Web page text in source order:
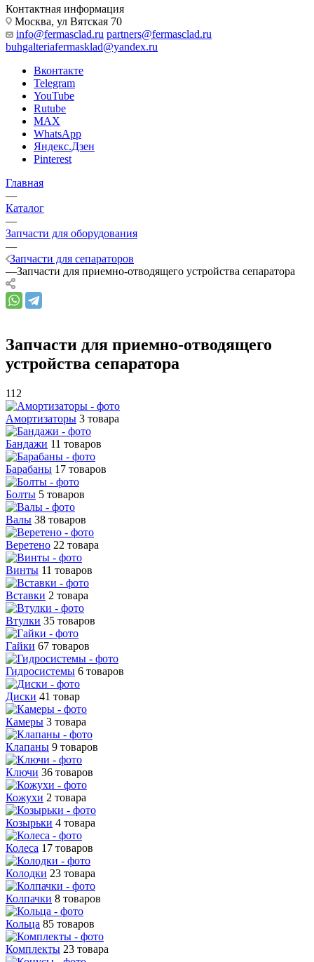
Контактная информация
Москва, ул Вятская 70
info@fermasclad.ru partners@fermasclad.ru
buhgalteriafermasklad@yandex.ru
Вконтакте
Telegram
YouTube
Rutube
MAX
WhatsApp
Яндекс.Дзен
Pinterest
Главная
—
Каталог
—
Запчасти для оборудования
—
Запчасти для сепараторов
—Запчасти для приемно-отводящего устройства сепаратора
Запчасти для приемно-отводящего
устройства сепаратора
112
Амортизаторы 3 товара
Бандажи 11 товаров
Барабаны 17 товаров
Болты 5 товаров
Валы 38 товаров
Веретено 22 товара
Винты 11 товаров
Вставки 2 товара
Втулки 35 товаров
Гайки 67 товаров
Гидросистемы 6 товаров
Диски 41 товар
Камеры 3 товара
Клапаны 9 товаров
Ключи 36 товаров
Кожухи 2 товара
Козырьки 4 товара
Колеса 17 товаров
Колодки 23 товара
Колпачки 8 товаров
Кольца 85 товаров
Комплекты 23 товара